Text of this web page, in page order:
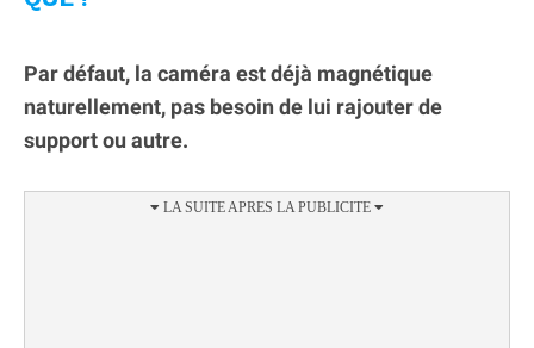
Par défaut, la caméra est déjà magnétique
naturellement, pas besoin de lui rajouter de
support ou autre.